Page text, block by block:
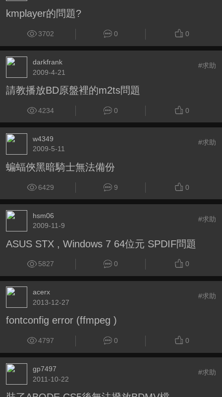
kmplayer的問題?
3702 0 0
darkfrank
2009-4-21
#求助
請教播放BD原盤裡的m2ts問題
4234 0 0
w4349
2009-5-11
#求助
蝙蝠俠黑暗騎士無法備份
6429 9 0
hsm06
2009-11-9
#求助
ASUS STX , Windows 7 64位元 SPDIF問題
5827 0 0
acerx
2013-12-27
#求助
fontconfig error (ffmpeg )
4797 0 0
gp7497
2011-10-22
#求助